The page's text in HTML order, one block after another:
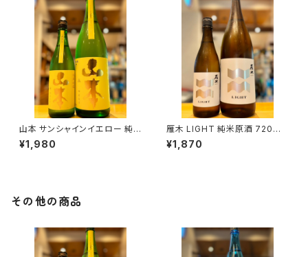
山本 サンシャインイエロー 純
米吟醸 720ml１本（山本酒造・
秋田県山本郡八峰町）
¥1,980
雁木 LIGHT 純米原酒 720ml
１本（八百新酒造・山口県岩国市
今津町）
¥1,870
その他の商品